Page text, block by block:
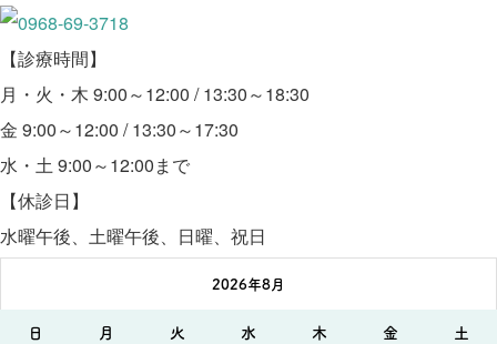
【診療時間】
月・火・木 9:00～12:00 / 13:30～18:30
金 9:00～12:00 / 13:30～17:30
水・土 9:00～12:00まで
【休診日】
水曜午後、土曜午後、日曜、祝日
2026年8月
日 月 火 水 木 金 土